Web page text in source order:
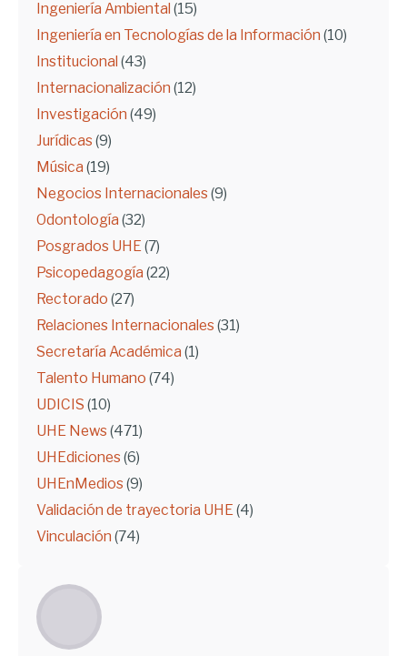
Ingeniería Ambiental (15)
Ingeniería en Tecnologías de la Información (10)
Institucional (43)
Internacionalización (12)
Investigación (49)
Jurídicas (9)
Música (19)
Negocios Internacionales (9)
Odontología (32)
Posgrados UHE(7)
Psicopedagogía (22)
Rectorado (27)
Relaciones Internacionales (31)
Secretaría Académica (1)
Talento Humano (74)
UDICIS (10)
UHE News (471)
UHEdiciones (6)
UHEnMedios (9)
Validación de trayectoria UHE(4)
Vinculación (74)